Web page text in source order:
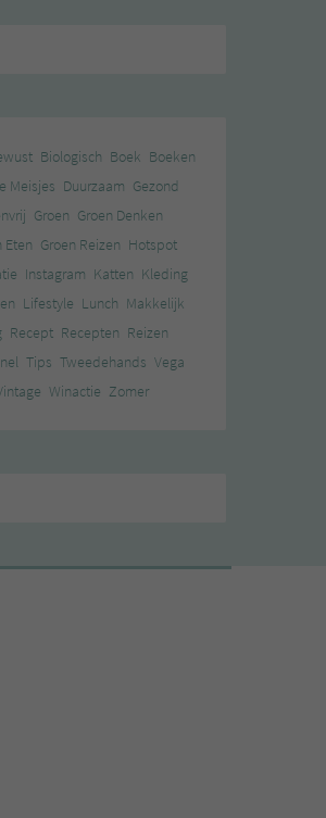
Biologisch Boek Boeken
Meisjes Duurzaam Gezond
Groen Groen Denken
Eten Groen Reizen Hotspot
Instagram Katten Kleding
Lifestyle Lunch Makkelijk
Recept Recepten Reizen
Tips Tweedehands Vega
Winactie Zomer